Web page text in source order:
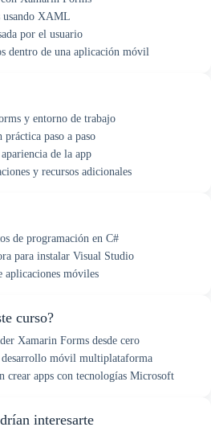
usando XAML
por el usuario
dentro de una aplicación móvil
y entorno de trabajo
paso a paso
de la app
y recursos adicionales
de programación en C#
para instalar Visual Studio
aplicaciones móviles
curso?
Xamarin Forms desde cero
desarrollo móvil multiplataforma
crear apps con tecnologías Microsoft
interesarte